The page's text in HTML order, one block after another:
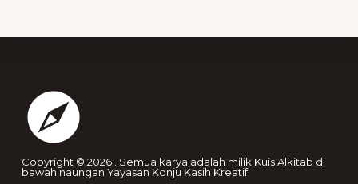
Copyright © 2026 . Semua karya adalah milik Kuis Alkitab di
bawah naungan Yayasan Konju Kasih Kreatif.